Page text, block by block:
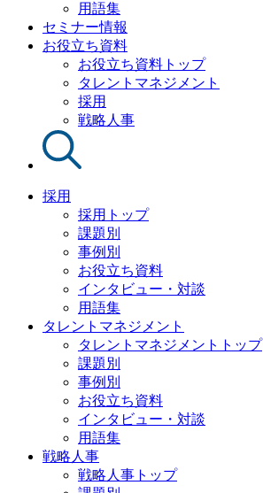
用語集
セミナー情報
お役立ち資料
お役立ち資料トップ
タレントマネジメント
採用
戦略人事
採用
採用トップ
課題別
事例別
お役立ち資料
インタビュー・対談
用語集
タレントマネジメント
タレントマネジメントトップ
課題別
事例別
お役立ち資料
インタビュー・対談
用語集
戦略人事
戦略人事トップ